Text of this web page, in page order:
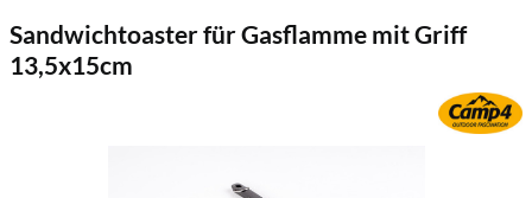
Sandwichtoaster für Gasflamme mit Griff
13,5x15cm